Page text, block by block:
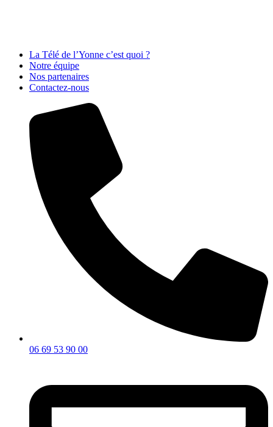
La Télé de l’Yonne c’est quoi ?
Notre équipe
Nos partenaires
Contactez-nous
06 69 53 90 00